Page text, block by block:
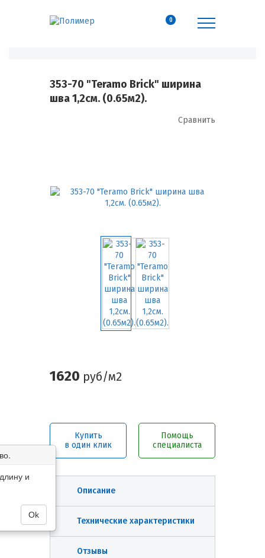
0
353-70 "Teramo Brick" ширина
шва 1,2см. (0.65м2).
Сравнить
1620 руб/м2
Купить
в один клик
Помощь
специалиста
Описание
Технические характеристики
Отзывы
и
Ok